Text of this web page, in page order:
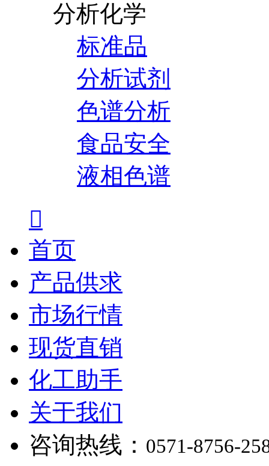
分析化学
标准品
分析试剂
色谱分析
食品安全
液相色谱

首页
产品供求
市场行情
现货直销
化工助手
关于我们
咨询热线： 0571-8756-